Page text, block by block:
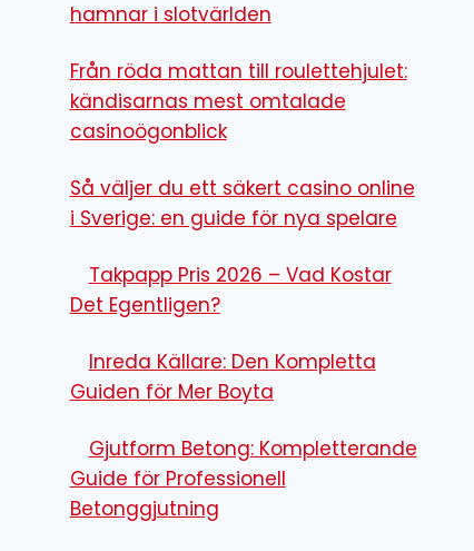
hamnar i slotvärlden
Från röda mattan till roulettehjulet:
kändisarnas mest omtalade
casinoögonblick
Så väljer du ett säkert casino online
i Sverige: en guide för nya spelare
Takpapp Pris 2026 – Vad Kostar
Det Egentligen?
Inreda Källare: Den Kompletta
Guiden för Mer Boyta
Gjutform Betong: Kompletterande
Guide för Professionell
Betonggjutning